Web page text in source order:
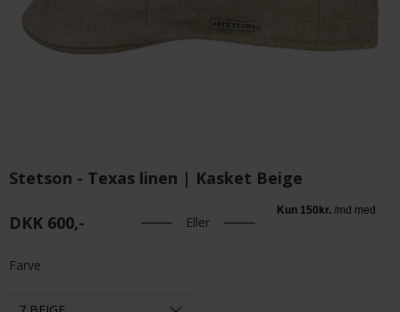
Stetson - Texas linen | Kasket Beige
DKK 600,- Eller
Farve